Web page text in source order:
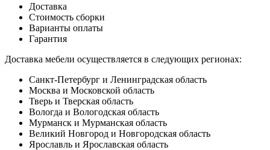
Доставка
Стоимость сборки
Варианты оплаты
Гарантия
Доставка мебели осуществляется в следующих регионах:
Санкт-Петербург и Ленинградская область
Москва и Московской область
Тверь и Тверская область
Вологда и Вологодская область
Мурманск и Мурманская область
Великий Новгород и Новгородская область
Ярославль и Ярославская область